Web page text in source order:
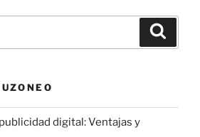
digital: Ventajas y